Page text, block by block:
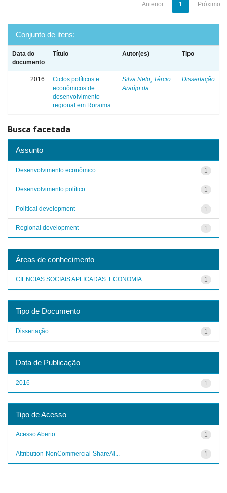
Anterior 1 Próximo
Conjunto de itens:
Data do
documento
Título Autor(es) Tipo
2016
Ciclos políticos e
econômicos de
desenvolvimento
regional em Roraima
Silva Neto, Tércio
Araújo da
Dissertação
Busca facetada
Assunto
1
Desenvolvimento econômico
1
Desenvolvimento político
1
Political development
1
Regional development
Áreas de conhecimento
1
CIENCIAS SOCIAIS APLICADAS::ECONOMIA
Tipo de Documento
1
Dissertação
Data de Publicação
1
2016
Tipo de Acesso
1
Acesso Aberto
1
Attribution-NonCommercial-ShareAl...